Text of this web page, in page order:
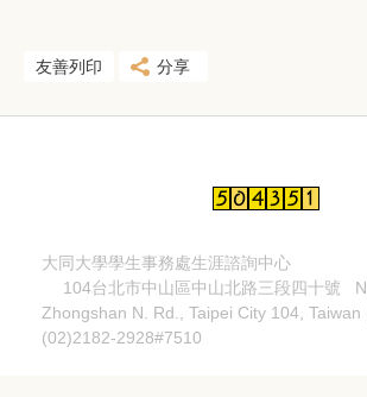
友善列印 分享
大同大學學生事務處生涯諮詢中心
104台北市中山區中山北路三段四十號
Zhongshan N. Rd., Taipei City 104, Taiwan
(02)2182-2928#7510